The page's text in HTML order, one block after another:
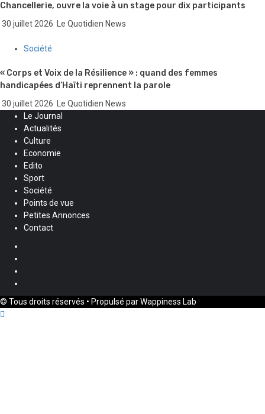
Chancellerie, ouvre la voie à un stage pour dix participants
30 juillet 2026 Le Quotidien News
Société
« Corps et Voix de la Résilience » : quand des femmes
handicapées d’Haïti reprennent la parole
30 juillet 2026
Le Quotidien News
Le Journal
Actualités
Culture
Economie
Edito
Sport
Société
Points de vue
Petites Annonces
Contact
© Tous droits réservés • Propulsé par Wappiness Lab